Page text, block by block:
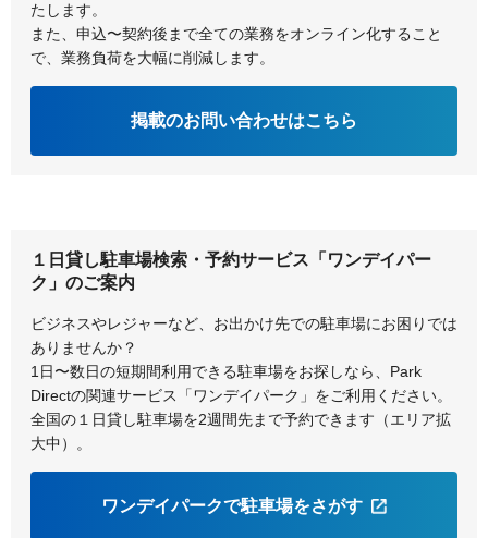
たします。
また、申込〜契約後まで全ての業務をオンライン化すること
で、業務負荷を大幅に削減します。
掲載のお問い合わせはこちら
１日貸し駐車場検索・予約サービス「ワンデイパー
ク」のご案内
ビジネスやレジャーなど、お出かけ先での駐車場にお困りでは
ありませんか？
1日〜数日の短期間利用できる駐車場をお探しなら、Park
Directの関連サービス「ワンデイパーク」をご利用ください。
全国の１日貸し駐車場を2週間先まで予約できます（エリア拡
大中）。
ワンデイパークで駐車場をさがす